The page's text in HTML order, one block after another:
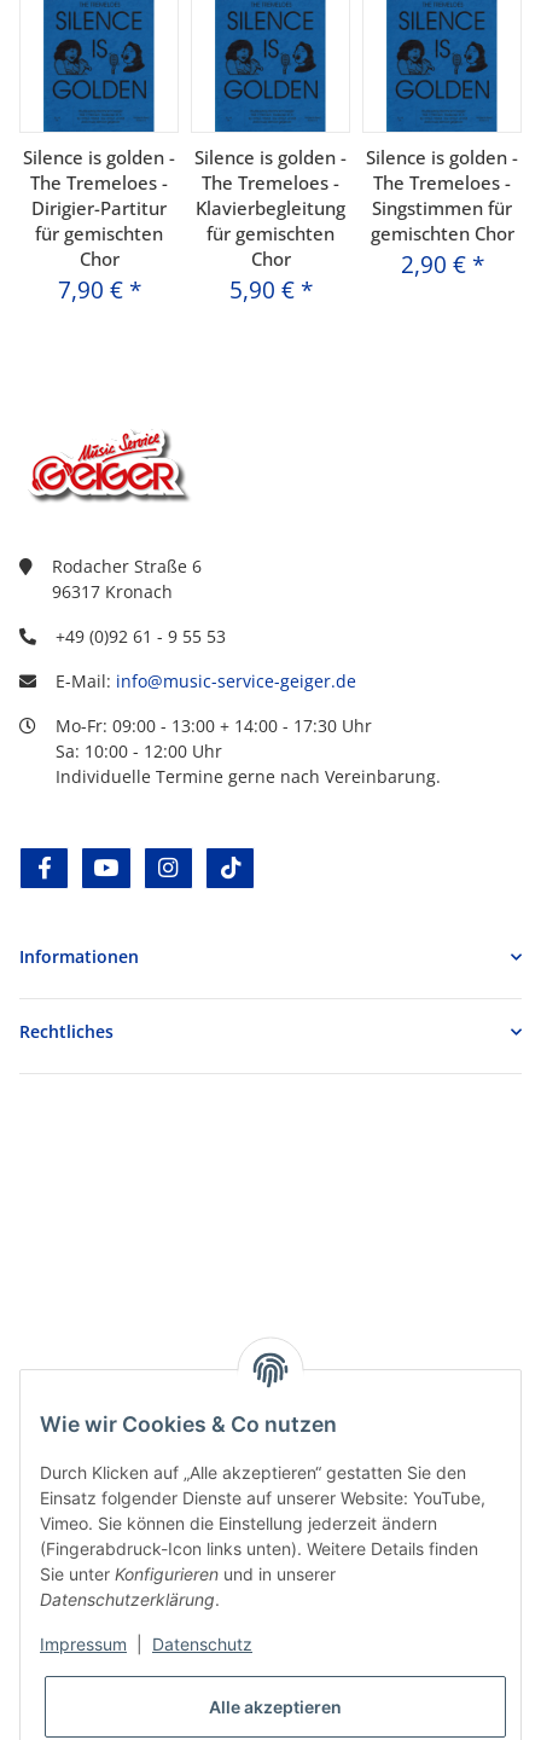
Wie wir Cookies & Co nutzen
Durch Klicken auf „Alle akzeptieren“ gestatten Sie den
Einsatz folgender Dienste auf unserer Website: YouTube,
Vimeo. Sie können die Einstellung jederzeit ändern
(Fingerabdruck-Icon links unten). Weitere Details finden
Sie unter Konfigurieren und in unserer
Datenschutzerklärung.
Impressum Datenschutz
Alle akzeptieren
Silence is golden -
The Tremeloes -
Dirigier-Partitur
für gemischten
Chor
7,90 € *
Silence is golden -
The Tremeloes -
Klavierbegleitung
für gemischten
Chor
5,90 € *
Silence is golden -
The Tremeloes -
Singstimmen für
gemischten Chor
2,90 € *
Rodacher Straße 6
96317 Kronach
+49 (0)92 61 - 9 55 53
E-Mail: info@music-service-geiger.de
Mo-Fr: 09:00 - 13:00 + 14:00 - 17:30 Uhr
Sa: 10:00 - 12:00 Uhr
Individuelle Termine gerne nach Vereinbarung.
facebookyoutube instagram
Informationen
Rechtliches